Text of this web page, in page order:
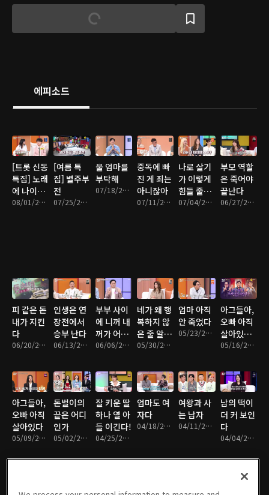
에피소드
[트롯 신동
특집] 노래
에 나이가
있나요 08/01/2026 • 1시간 23분
[여름 특
집] 별주부
전
07/25/2026 • 1시간 22분
울 엄마를
부탁해
07/18/2026 • 1시간 23분
중독에 빠
진 게 죄는
아니잖아
07/11/2026 • 1시간 19분
나로 살기
가 이렇게
힘들 줄이
야
07/04/2026 • 1시간 20분
부모 역할
은 죽어야
끝난다
06/27/2026 • 1시간 20분
피 같은 돈
내가 지킨
다
06/20/2026 • 1시간 22분
인생은 연
장전에서
승부 난다
06/13/2026 • 1시간 22분
부부 사이
에 니꺼 내
꺼가 어딨
냐
06/06/2026 • 1시간 22분
네가 왜 행
복하지 않
은 줄 알
아?
05/30/2026 • 1시간 21분
엄마 아직
안 죽었다
05/23/2026 • 1시간 21분
아그들아,
오빠 아직
살아있다
2부
05/16/2026 • 1시간 23분
아그들아,
오빠 아직
살아있다
05/09/2026 • 1시간 20분
돈벌이의
끝은 어디
인가
05/02/2026 • 1시간 24분
잘 키운 딸
하나 열 아
들 이긴다!
04/25/2026 • 1시간 20분
엄마도 여
자다
04/18/2026 • 1시간 23분
여왕과 사
는 남자
04/11/2026 • 1시간 22분
남의 떡이
더 커 보인
다
04/04/2026 • 1시간 23분